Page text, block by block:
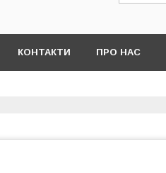
КОНТАКТИ ПРО НАС